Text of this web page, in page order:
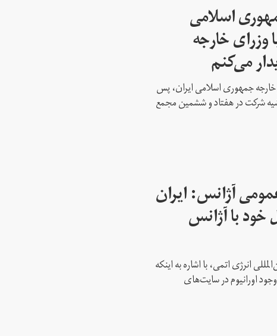
اسلامی
وزرای خارجه
می‌کنم
خارجه جمهوری اسلامی ایران، پس
شرکت در هفتاد و ششمین مجمع
آژانس: ایران
خود با آژانس
انرژی اتمی، با اشاره به اینکه
اورانیوم در سایت‌های